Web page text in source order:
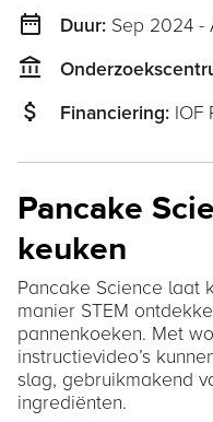
date_range Duur: Sep 2024 -
account_balance
attach_money Financiering: IOF
Pancake
keuken
Pancake Science laat
manier STEM
pannenkoeken. Met
instructievideo’s
slag, gebruikmakend
ingrediënten.